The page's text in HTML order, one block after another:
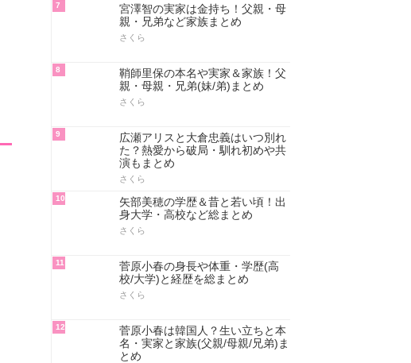
7
宮澤智の実家は金持ち！父親・母
親・兄弟など家族まとめ
さくら
8
鞘師里保の本名や実家＆家族！父
親・母親・兄弟(妹/弟)まとめ
さくら
9
広瀬アリスと大倉忠義はいつ別れ
た？熱愛から破局・馴れ初めや共
演もまとめ
さくら
10
矢部美穂の学歴＆昔と若い頃！出
身大学・高校など総まとめ
さくら
11
菅原小春の身長や体重・学歴(高
校/大学)と経歴を総まとめ
さくら
12
菅原小春は韓国人？生い立ちと本
名・実家と家族(父親/母親/兄弟)ま
とめ